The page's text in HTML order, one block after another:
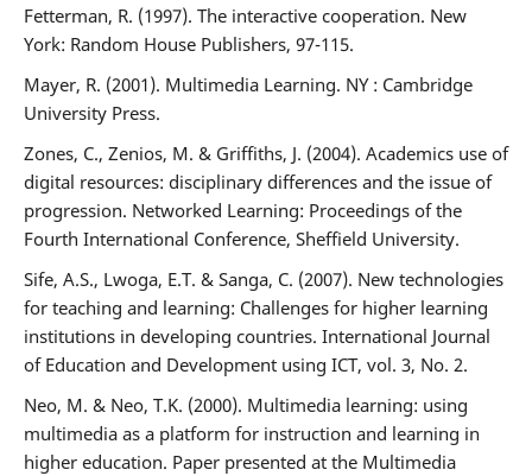
Fetterman, R. (1997). The interactive cooperation. New
York: Random House Publishers, 97-115.
Mayer, R. (2001). Multimedia Learning. NY : Cambridge
University Press.
Zones, C., Zenios, M. & Griffiths, J. (2004). Academics use of
digital resources: disciplinary differences and the issue of
progression. Networked Learning: Proceedings of the
Fourth International Conference, Sheffield University.
Sife, A.S., Lwoga, E.T. & Sanga, C. (2007). New technologies
for teaching and learning: Challenges for higher learning
institutions in developing countries. International Journal
of Education and Development using ICT, vol. 3, No. 2.
Neo, M. & Neo, T.K. (2000). Multimedia learning: using
multimedia as a platform for instruction and learning in
higher education. Paper presented at the Multimedia